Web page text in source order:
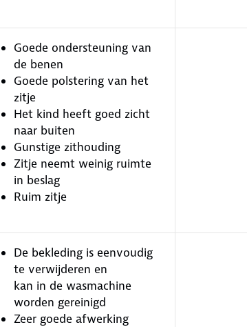
Goede ondersteuning van
de benen
Goede polstering van het
zitje
Het kind heeft goed zicht
naar buiten
Gunstige zithouding
Zitje neemt weinig ruimte
in beslag
Ruim zitje
De bekleding is eenvoudig
te verwijderen en
kan in de wasmachine
worden gereinigd
Zeer goede afwerking